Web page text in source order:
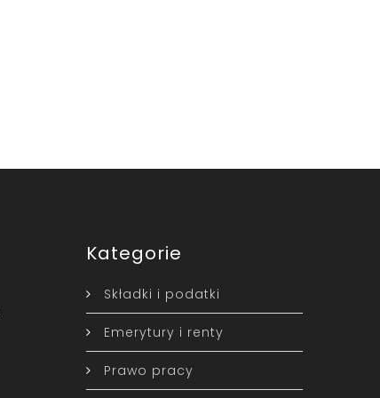
Kategorie
Składki i podatki
Emerytury i renty
Prawo pracy